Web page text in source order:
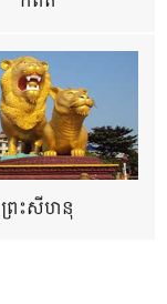
ព្រះសីហនុ